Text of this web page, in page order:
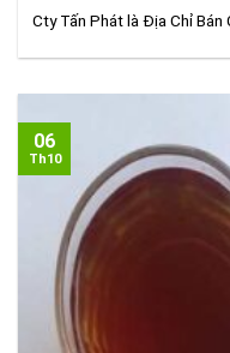
Cty Tấn Phát là Địa Chỉ Bán
06
Th10